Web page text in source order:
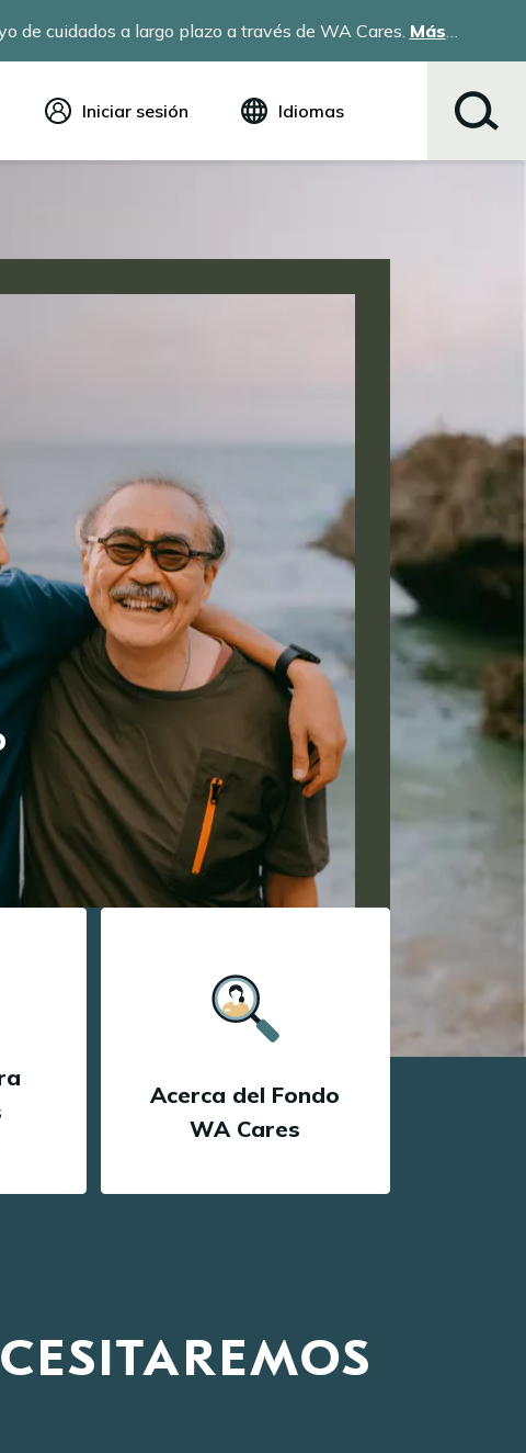
de cuidados a largo plazo a través de WA Cares. Más
Iniciar sesión Idiomas
Русский
Soomaali
አማርኛ
فارسی، فارسی
ትግሪኛ
Tagalo
ພາສາລາວ
Acerca del Fondo
WA Cares